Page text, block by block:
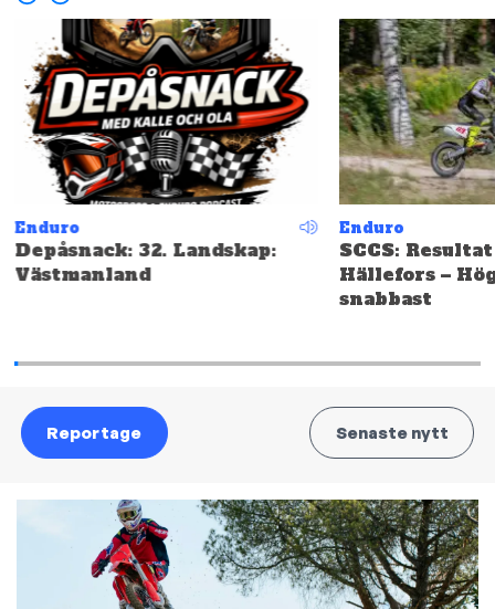
Enduro
Depåsnack: 32. Landskap:
Västmanland
Enduro
SCCS:
Hällefors –
snabbast
Reportage Senaste nytt